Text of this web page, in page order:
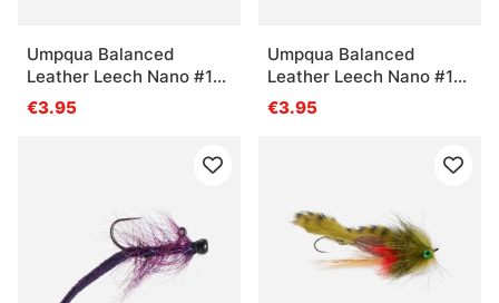
Umpqua Balanced
Leather Leech Nano #12
- Black/Chartreuse
€3.95
Umpqua Balanced
Leather Leech Nano #12
- Peacock
€3.95